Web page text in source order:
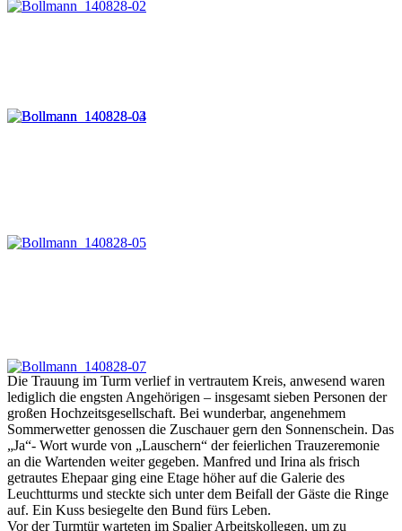
Die Trauung im Turm verlief in vertrautem Kreis, anwesend waren
lediglich die engsten Angehörigen – insgesamt sieben Personen der
großen Hochzeitsgesellschaft. Bei wunderbar, angenehmem
Sommerwetter genossen die Zuschauer gern den Sonnenschein. Das
„Ja“- Wort wurde von „Lauschern“ der feierlichen Trauzeremonie
an die Wartenden weiter gegeben. Manfred und Irina als frisch
getrautes Ehepaar ging eine Etage höher auf die Galerie des
Leuchtturms und steckte sich unter dem Beifall der Gäste die Ringe
auf. Ein Kuss besiegelte den Bund fürs Leben.
Vor der Turmtür warteten im Spalier Arbeitskollegen, um zu